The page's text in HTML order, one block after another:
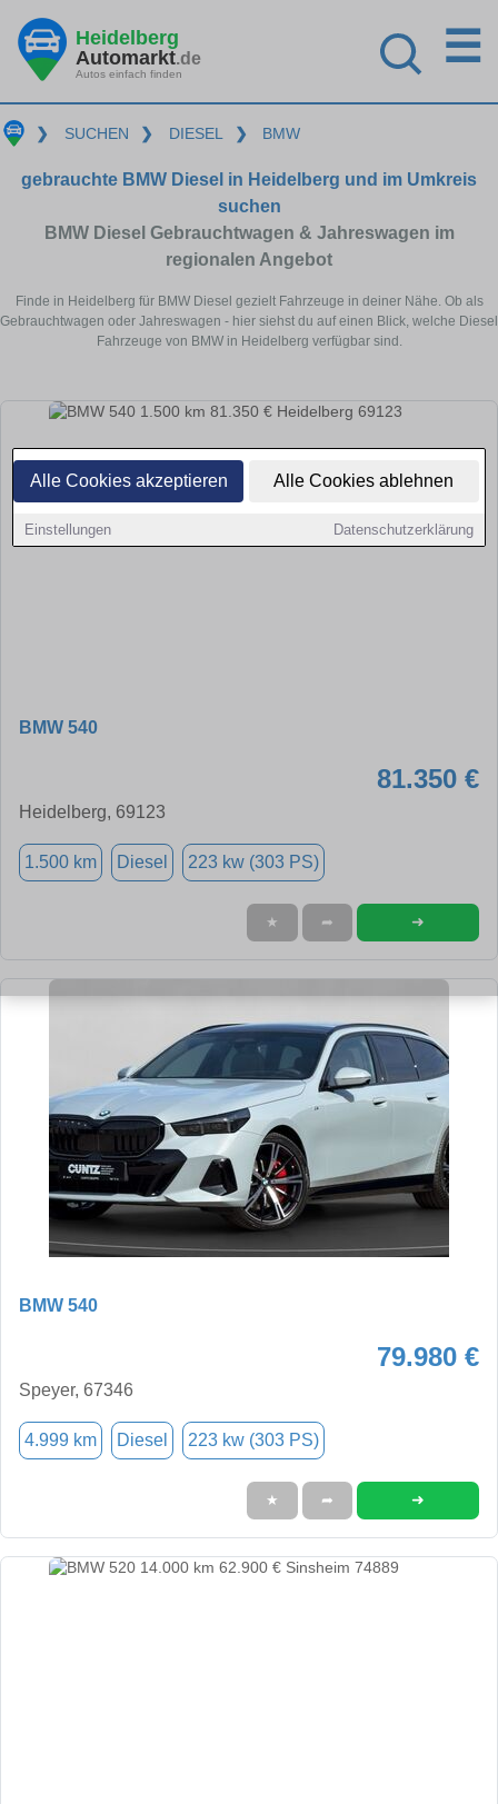
Alle Cookies akzeptieren Alle Cookies ablehnen
Einstellungen Datenschutzerklärung
Heidelberg
Automarkt.de
Autos einfach finden
☰
❯ SUCHEN ❯ DIESEL ❯ BMW
gebrauchte BMW Diesel in Heidelberg und im Umkreis
suchen
BMW Diesel Gebrauchtwagen & Jahreswagen im
regionalen Angebot
Finde in Heidelberg für BMW Diesel gezielt Fahrzeuge in deiner Nähe. Ob als
Gebrauchtwagen oder Jahreswagen - hier siehst du auf einen Blick, welche Diesel
Fahrzeuge von BMW in Heidelberg verfügbar sind.
BMW 540
81.350 €
Heidelberg, 69123
1.500 km Diesel 223 kw (303 PS)
★ ➦ ➜
BMW 540
79.980 €
Speyer, 67346
4.999 km Diesel 223 kw (303 PS)
★ ➦ ➜